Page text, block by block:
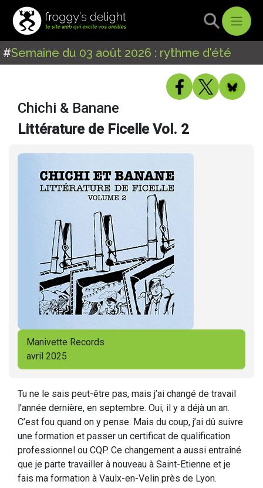
#Semaine du 03 août 2026 : rythme d'été
Chichi & Banane
Littérature de Ficelle Vol. 2
Manivette Records
avril 2025
Tu ne le sais peut-être pas, mais j’ai changé de travail
l’année dernière, en septembre. Oui, il y a déjà un an.
C’est fou quand on y pense. Mais du coup, j’ai dû suivre
une formation et passer un certificat de qualification
professionnel ou CQP. Ce changement a aussi entraîné
que je parte travailler à nouveau à Saint-Etienne et je
fais ma formation à Vaulx-en-Velin près de Lyon.